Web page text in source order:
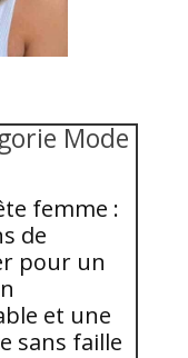
Mode
femme :
de
pour un
et une
sans faille